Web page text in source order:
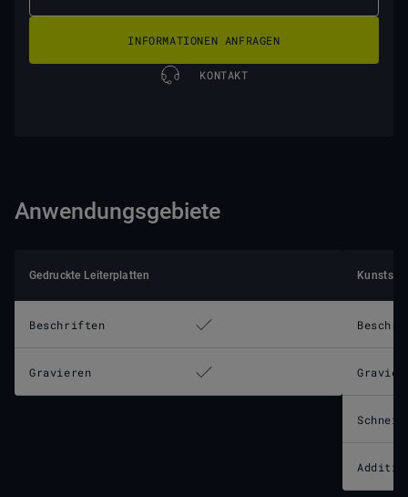
INFORMATIONEN ANFRAGEN
KONTAKT
Anwendungsgebiete
Gedruckte Leiterplatten
Beschriften
Gravieren